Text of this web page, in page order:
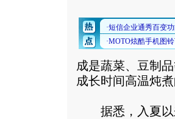
成是蔬菜、豆制
成长时间高温炖煮
据悉，入夏以